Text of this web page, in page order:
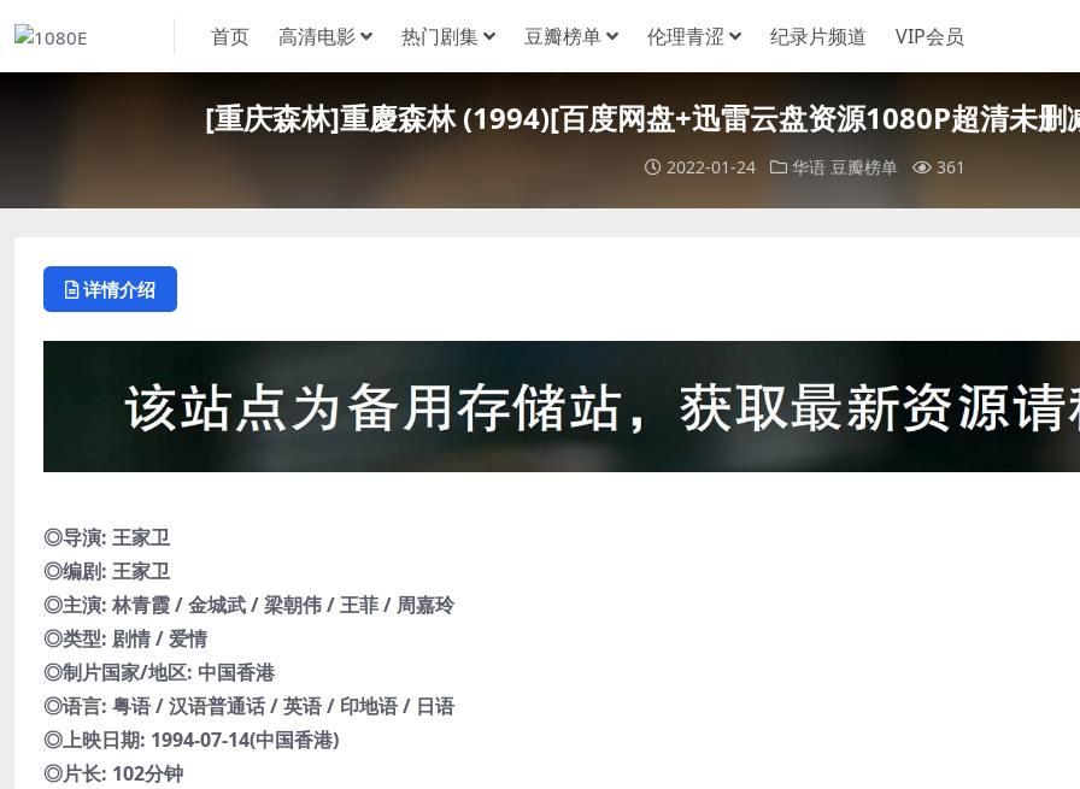
首页 高清电影 热门剧集 豆瓣榜单 伦理青涩 纪录片频道 VIP会员
[重庆森林]重慶森林 (1994)[百度网盘+迅雷云盘资源1080P超清未
2022-01-24 华语 豆瓣榜单 361
详情介绍
◎导演: 王家卫
◎编剧: 王家卫
◎主演: 林青霞 / 金城武 / 梁朝伟 / 王菲 / 周嘉玲
◎类型: 剧情 / 爱情
◎制片国家/地区: 中国香港
◎语言: 粤语 / 汉语普通话 / 英语 / 印地语 / 日语
◎上映日期: 1994-07-14(中国香港)
◎片长: 102分钟